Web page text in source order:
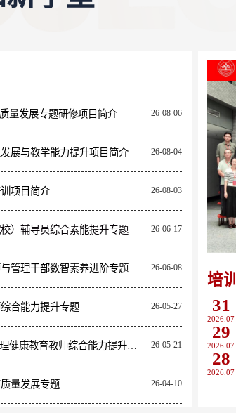
26-08-06
量发展专题研修项目简介
26-08-04
展与教学能力提升项目简介
26-08-03
项目简介
26-06-17
）辅导员综合素能提升专题
26-06-08
管理干部数智素养进阶专题
26-05-27
合能力提升专题
26-05-21
“五健”背景下中小学心理健康教育教师综合能力提升专题
26-04-10
量发展专题
培
31
2026.07
29
2026.07
28
2026.07
26
2026.05
26
2026.05
08
2026.05
08
2026.05
08
2026.05